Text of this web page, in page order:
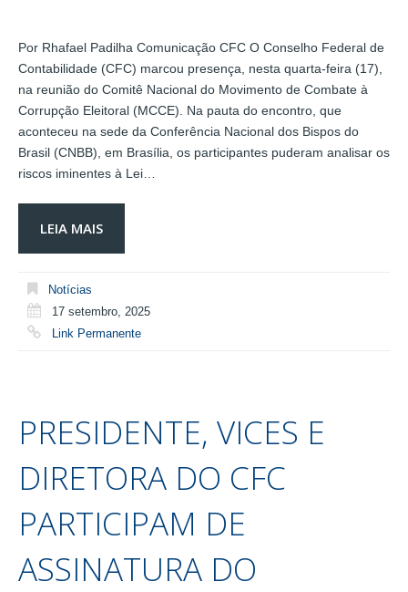
Por Rhafael Padilha Comunicação CFC O Conselho Federal de
Contabilidade (CFC) marcou presença, nesta quarta-feira (17),
na reunião do Comitê Nacional do Movimento de Combate à
Corrupção Eleitoral (MCCE). Na pauta do encontro, que
aconteceu na sede da Conferência Nacional dos Bispos do
Brasil (CNBB), em Brasília, os participantes puderam analisar os
riscos iminentes à Lei…
LEIA MAIS
Notícias
17 setembro, 2025
Link Permanente
PRESIDENTE, VICES E
DIRETORA DO CFC
PARTICIPAM DE
ASSINATURA DO